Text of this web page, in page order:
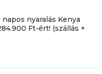
nyaralás Kenya
Ft-ért! (szállás +